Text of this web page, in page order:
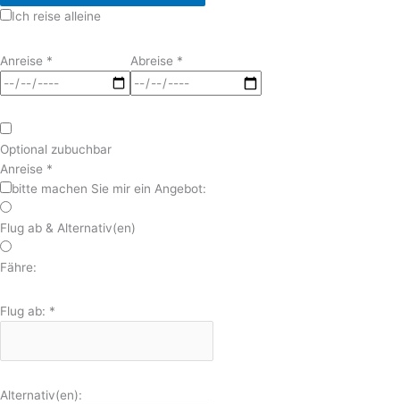
Ich reise alleine
Anreise * Abreise *
Optional zubuchbar
Anreise *
bitte machen Sie mir ein Angebot:
Flug ab & Alternativ(en)
Fähre:
Flug ab: *
Alternativ(en):